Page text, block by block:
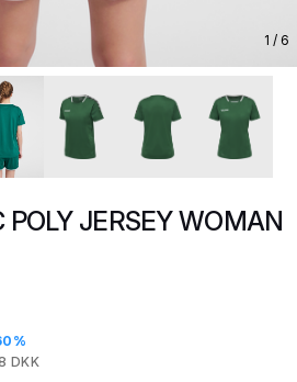
1 / 6
JERSEY WOMAN
DKK